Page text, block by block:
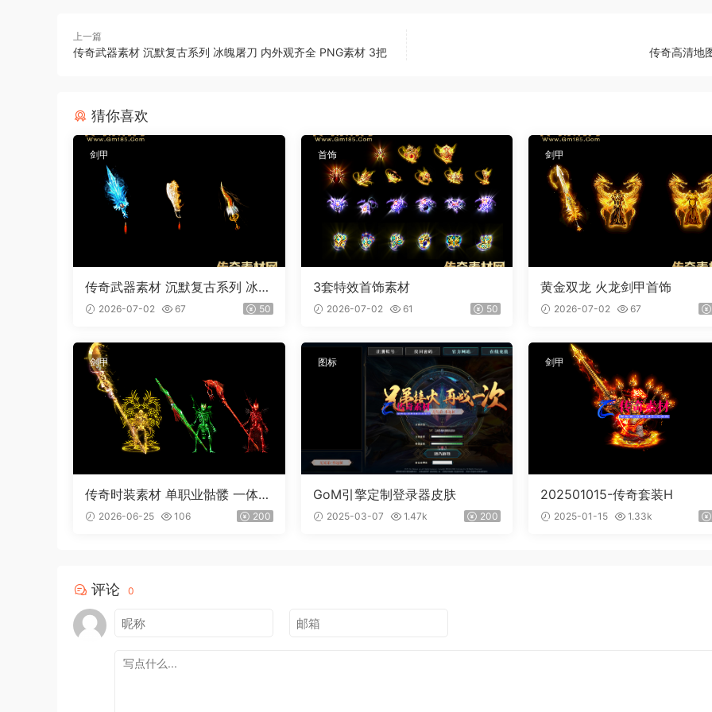
上一篇
传奇武器素材 沉默复古系列 冰魄屠刀 内外观齐全 PNG素材 3把 传奇高清地
猜你喜欢
剑甲
传奇武器素材 沉默复古系列 冰魄
屠刀 内外观齐全 PNG素材 3把
2026-07-02 67 50
首饰
3套特效首饰素材
2026-07-02 61 50
剑甲
黄金双龙 火龙剑甲首饰
2026-07-02 67
剑甲
传奇时装素材 单职业骷髅 一体时
装 2026-06-25 106 200
图标
GoM引擎定制登录器皮肤
2025-03-07 1.47k 200
剑甲
202501015-传奇套装H
2025-01-15 1.33k
评论 0